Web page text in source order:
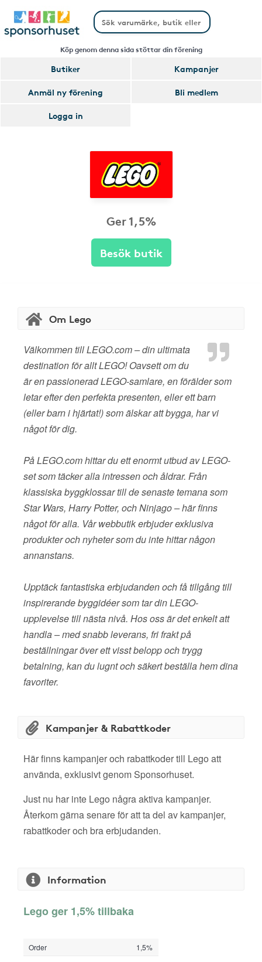
Köp genom denna sida stöttar din förening
Butiker
Kampanjer
Anmäl ny förening
Bli medlem
Logga in
Ger 1,5%
Besök butik
Om Lego
Välkommen till LEGO.com – din ultimata
destination för allt LEGO! Oavsett om du
är en passionerad LEGO-samlare, en förälder som
letar efter den perfekta presenten, eller ett barn
(eller barn i hjärtat!) som älskar att bygga, har vi
något för dig.
På LEGO.com hittar du ett enormt utbud av LEGO-
set som täcker alla intressen och åldrar. Från
klassiska byggklossar till de senaste temana som
Star Wars, Harry Potter, och Ninjago – här finns
något för alla. Vår webbutik erbjuder exklusiva
produkter och nyheter som du inte hittar någon
annanstans.
Upptäck fantastiska erbjudanden och få tillgång till
inspirerande byggidéer som tar din LEGO-
upplevelse till nästa nivå. Hos oss är det enkelt att
handla – med snabb leverans, fri frakt på
beställningar över ett visst belopp och trygg
betalning, kan du lugnt och säkert beställa hem dina
favoriter.
Kampanjer & Rabattkoder
Här finns kampanjer och rabattkoder till Lego att
använda, exklusivt genom Sponsorhuset.
Just nu har inte Lego några aktiva kampanjer.
Återkom gärna senare för att ta del av kampanjer,
rabattkoder och bra erbjudanden.
Information
Lego ger 1,5% tillbaka
Order
1,5%